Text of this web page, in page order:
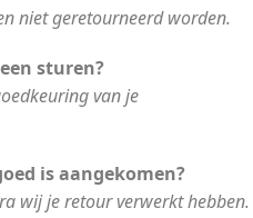
niet geretourneerd worden.
sturen?
van je
is aangekomen?
wij je retour verwerkt hebben.